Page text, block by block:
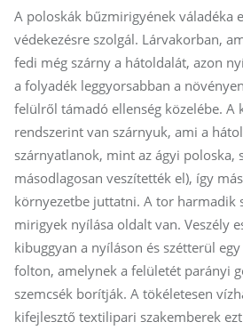
A poloskák bűzmirigyének váladéka
védekezésre szolgál. Lárvakorban,
fedi még szárny a hátoldalát, azon
a folyadék leggyorsabban a
felülről támadó ellenség közelébe. A
rendszerint van szárnyuk, ami a
szárnyatlanok, mint az ágyi poloska,
másodlagosan veszítették el), így
környezetbe juttatni. A tor harmadik
mirigyek nyílása oldalt van. Veszély
kibuggyan a nyíláson és szétterül
folton, amelynek a felületét parányi
szemcsék borítják. A tökéletesen
kifejlesztő textilipari szakemberek